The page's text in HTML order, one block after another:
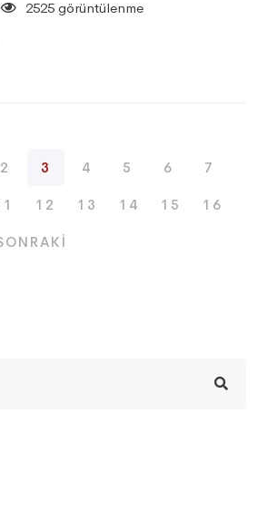
2525 görüntülenme
2 3 4 5 6 7
12 13 14 15 16